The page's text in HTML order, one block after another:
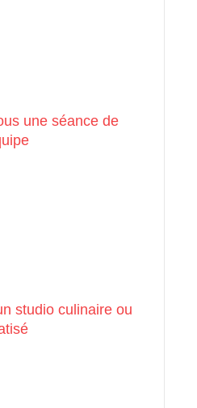
une séance de
studio culinaire ou